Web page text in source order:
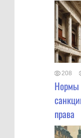
208
Нормы
права